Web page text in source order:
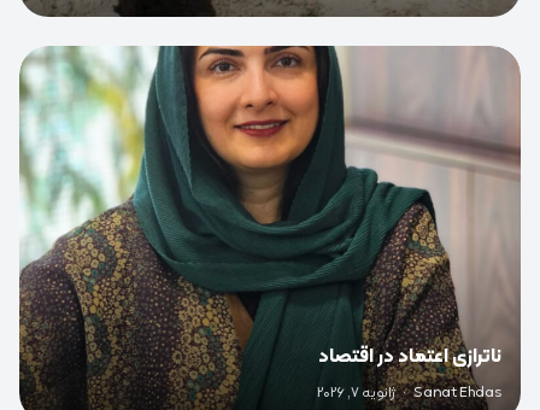
ناترازی اعتماد در اقتصاد
Sanat Ehdas
· ژانویه 7, 2026